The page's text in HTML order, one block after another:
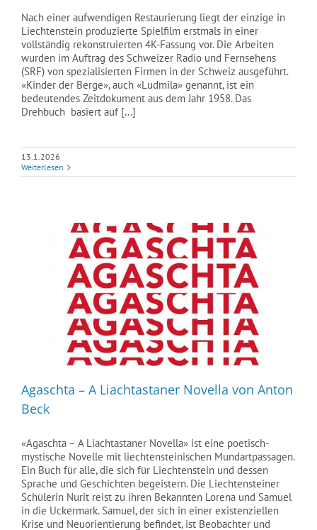
Nach einer aufwendigen Restaurierung liegt der einzige in
Liechtenstein produzierte Spielfilm erstmals in einer
vollständig rekonstruierten 4K-Fassung vor. Die Arbeiten
wurden im Auftrag des Schweizer Radio und Fernsehens
(SRF) von spezialisierten Firmen in der Schweiz ausgeführt.
«Kinder der Berge», auch «Ludmila» genannt, ist ein
bedeutendes Zeitdokument aus dem Jahr 1958. Das
Drehbuch basiert auf [...]
13.1.2026
Weiterlesen
Agaschta – A Liachtastaner Novella von Anton
Beck
«Agaschta – A Liachtastaner Novella» ist eine poetisch-
mystische Novelle mit liechtensteinischen Mundartpassagen.
Ein Buch für alle, die sich für Liechtenstein und dessen
Sprache und Geschichten begeistern. Die Liechtensteiner
Schülerin Nurit reist zu ihren Bekannten Lorena und Samuel
in die Uckermark. Samuel, der sich in einer existenziellen
Krise und Neuorientierung befindet, ist Beobachter und